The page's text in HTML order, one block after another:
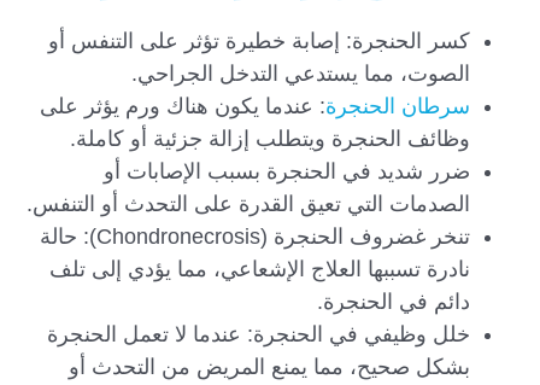
كسر الحنجرة: إصابة خطيرة تؤثر على التنفس أو
الصوت، مما يستدعي التدخل الجراحي.
سرطان الحنجرة: عندما يكون هناك ورم يؤثر على
وظائف الحنجرة ويتطلب إزالة جزئية أو كاملة.
ضرر شديد في الحنجرة بسبب الإصابات أو
الصدمات التي تعيق القدرة على التحدث أو التنفس.
تنخر غضروف الحنجرة (Chondronecrosis): حالة
نادرة تسببها العلاج الإشعاعي، مما يؤدي إلى تلف
دائم في الحنجرة.
خلل وظيفي في الحنجرة: عندما لا تعمل الحنجرة
بشكل صحيح، مما يمنع المريض من التحدث أو